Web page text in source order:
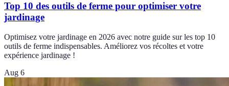
Top 10 des outils de ferme pour optimiser votre
jardinage
Optimisez votre jardinage en 2026 avec notre guide sur les top 10
outils de ferme indispensables. Améliorez vos récoltes et votre
expérience jardinage !
Aug 6